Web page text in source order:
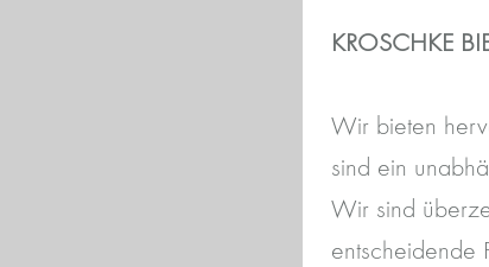
KROSCHKE
Wir bieten
sind ein
Wir sind
entscheidende